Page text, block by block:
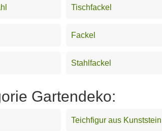
Tischfackel
Fackel
Stahlfackel
Gartendeko:
Teichfigur aus Kunststein